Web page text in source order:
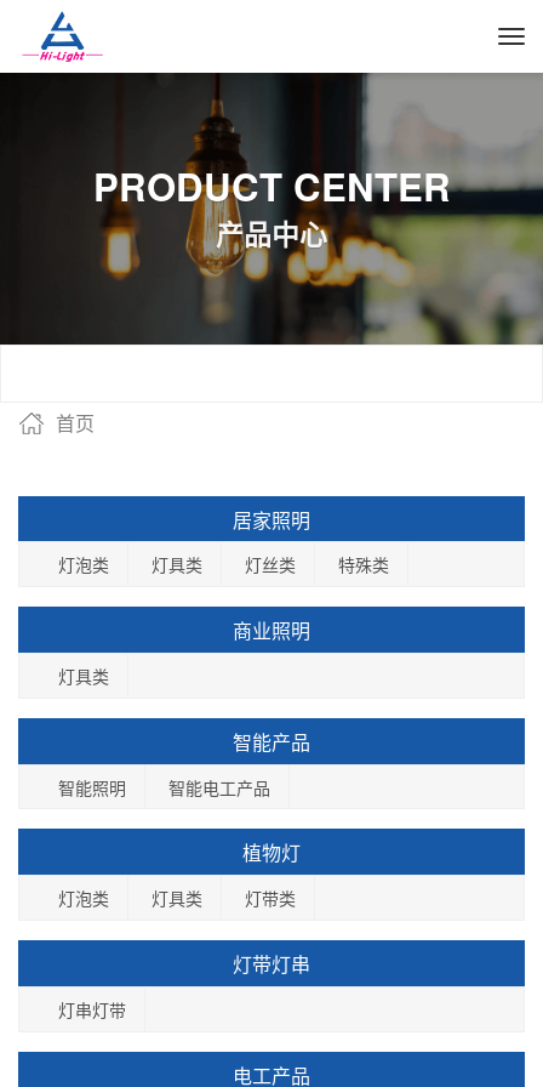
PRODUCT CENTER
产品中心
首页
居家照明
灯泡类 灯具类 灯丝类 特殊类
商业照明
灯具类
智能产品
智能照明 智能电工产品
植物灯
灯泡类 灯具类 灯带类
灯带灯串
灯串灯带
电工产品